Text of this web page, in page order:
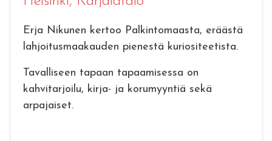
Erja Nikunen kertoo Palkintomaasta, eräästä
lahjoitusmaakauden pienestä kuriositeetista.
Tavalliseen tapaan tapaamisessa on
kahvitarjoilu, kirja- ja korumyyntiä sekä
arpajaiset.